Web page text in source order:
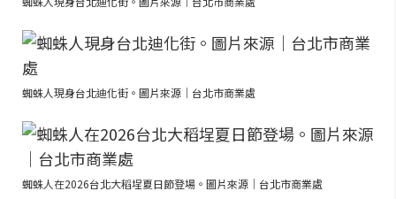
蜘蛛人現身台北迪化街。圖片來源｜台北市商業處
蜘蛛人在2026台北大稻埕夏日節登場。圖片來源｜台北市商業處